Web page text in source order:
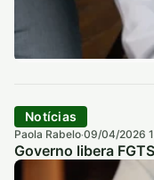
Notícias
Paola Rabelo·09/04/2026
Governo libera